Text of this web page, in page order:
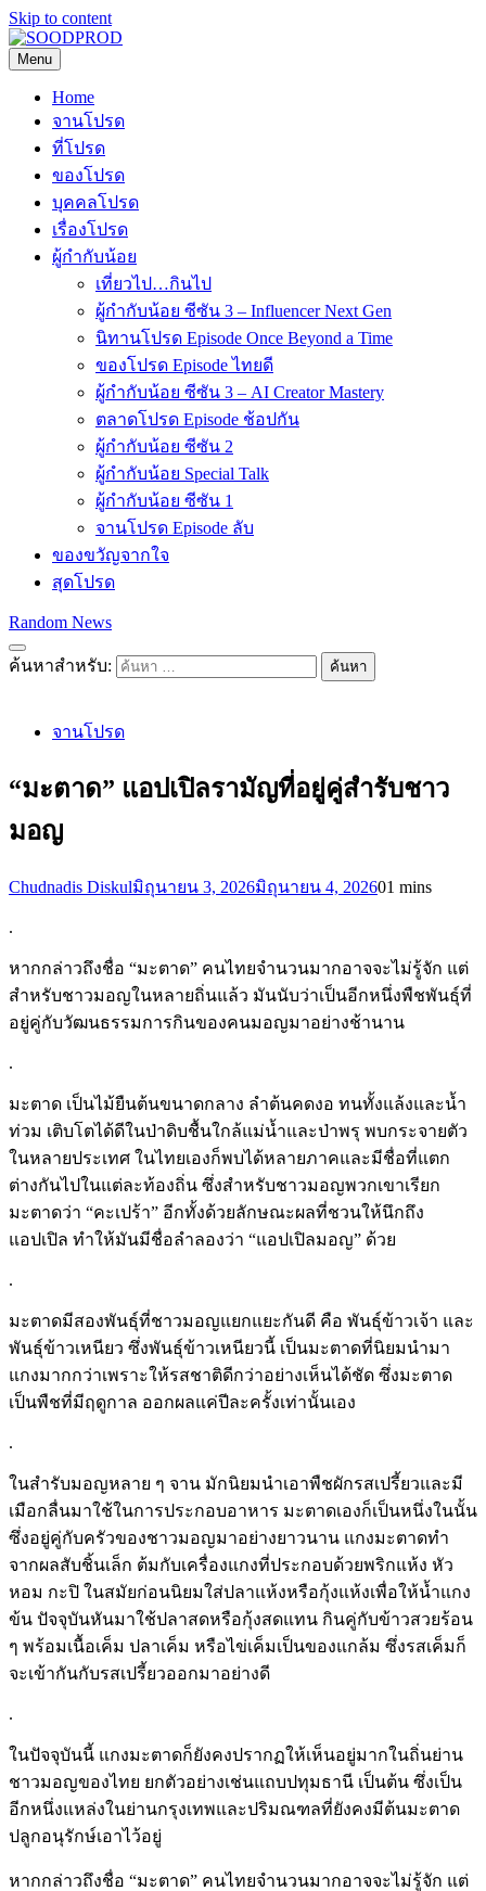
Skip to content
SOODPROD
Telling Thai stories with heart and craft
Menu
Home
จานโปรด
ที่โปรด
ของโปรด
บุคคลโปรด
เรื่องโปรด
ผู้กำกับน้อย
เที่ยวไป…กินไป
ผู้กำกับน้อย ซีซัน 3 – Influencer Next Gen
นิทานโปรด Episode Once Beyond a Time
ของโปรด Episode ไทยดี
ผู้กำกับน้อย ซีซัน 3 – AI Creator Mastery
ตลาดโปรด Episode ช้อปกัน
ผู้กำกับน้อย ซีซัน 2
ผู้กำกับน้อย Special Talk
ผู้กำกับน้อย ซีซัน 1
จานโปรด Episode ลับ
ของขวัญจากใจ
สุดโปรด
Random News
ค้นหาสำหรับ:
จานโปรด
“มะตาด” แอปเปิลรามัญที่อยู่คู่สำรับชาว
มอญ
Chudnadis Diskulมิถุนายน 3, 2026มิถุนายน 4, 202601 mins
.
หากกล่าวถึงชื่อ “มะตาด” คนไทยจำนวนมากอาจจะไม่รู้จัก แต่
สำหรับชาวมอญในหลายถิ่นแล้ว มันนับว่าเป็นอีกหนึ่งพืชพันธุ์ที่
อยู่คู่กับวัฒนธรรมการกินของคนมอญมาอย่างช้านาน
.
มะตาด เป็นไม้ยืนต้นขนาดกลาง ลำต้นคดงอ ทนทั้งแล้งและน้ำ
ท่วม เติบโตได้ดีในป่าดิบชื้นใกล้แม่น้ำและป่าพรุ พบกระจายตัว
ในหลายประเทศ ในไทยเองก็พบได้หลายภาคและมีชื่อที่แตก
ต่างกันไปในแต่ละท้องถิ่น ซึ่งสำหรับชาวมอญพวกเขาเรียก
มะตาดว่า “คะเปร้า” อีกทั้งด้วยลักษณะผลที่ชวนให้นึกถึง
แอปเปิล ทำให้มันมีชื่อลำลองว่า “แอปเปิลมอญ” ด้วย
.
มะตาดมีสองพันธุ์ที่ชาวมอญแยกแยะกันดี คือ พันธุ์ข้าวเจ้า และ
พันธุ์ข้าวเหนียว ซึ่งพันธุ์ข้าวเหนียวนี้ เป็นมะตาดที่นิยมนำมา
แกงมากกว่าเพราะให้รสชาติดีกว่าอย่างเห็นได้ชัด ซึ่งมะตาด
เป็นพืชที่มีฤดูกาล ออกผลแค่ปีละครั้งเท่านั้นเอง
.
ในสำรับมอญหลาย ๆ จาน มักนิยมนำเอาพืชผักรสเปรี้ยวและมี
เมือกลื่นมาใช้ในการประกอบอาหาร มะตาดเองก็เป็นหนึ่งในนั้น
ซึ่งอยู่คู่กับครัวของชาวมอญมาอย่างยาวนาน แกงมะตาดทำ
จากผลสับชิ้นเล็ก ต้มกับเครื่องแกงที่ประกอบด้วยพริกแห้ง หัว
หอม กะปิ ในสมัยก่อนนิยมใส่ปลาแห้งหรือกุ้งแห้งเพื่อให้น้ำแกง
ข้น ปัจจุบันหันมาใช้ปลาสดหรือกุ้งสดแทน กินคู่กับข้าวสวยร้อน
ๆ พร้อมเนื้อเค็ม ปลาเค็ม หรือไข่เค็มเป็นของแกล้ม ซึ่งรสเค็มก็
จะเข้ากันกับรสเปรี้ยวออกมาอย่างดี
.
ในปัจจุบันนี้ แกงมะตาดก็ยังคงปรากฏให้เห็นอยู่มากในถิ่นย่าน
ชาวมอญของไทย ยกตัวอย่างเช่นแถบปทุมธานี เป็นต้น ซึ่งเป็น
อีกหนึ่งแหล่งในย่านกรุงเทพและปริมณฑลที่ยังคงมีต้นมะตาด
ปลูกอนุรักษ์เอาไว้อยู่
หากกล่าวถึงชื่อ “มะตาด” คนไทยจำนวนมากอาจจะไม่รู้จัก แต่